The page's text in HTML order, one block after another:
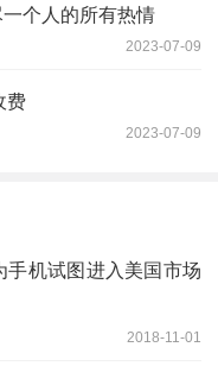
个人的所有热情
2023-07-09
费
2023-07-09
手机试图进入美国市场
2018-11-01